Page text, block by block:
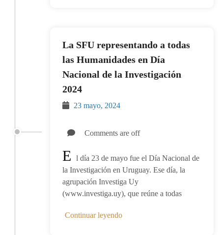
La SFU representando a todas
las Humanidades en Día
Nacional de la Investigación
2024
23 mayo, 2024
Comments are off
E
l día 23 de mayo fue el Día Nacional de
la Investigación en Uruguay. Ese día, la
agrupación Investiga Uy
(www.investiga.uy), que reúne a todas
Continuar leyendo